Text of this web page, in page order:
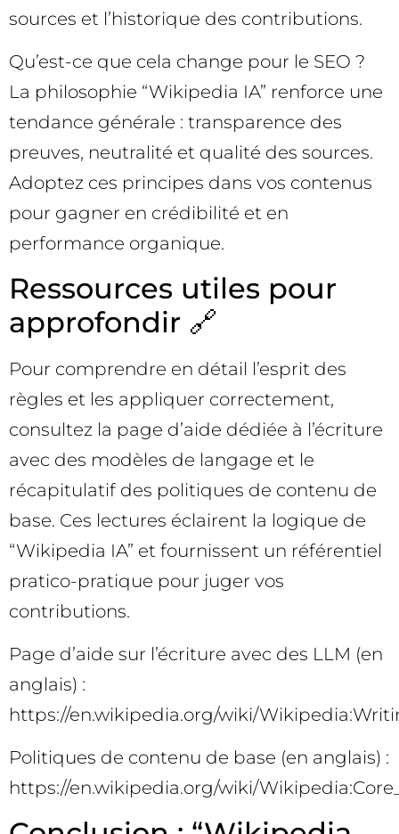
sources et l’historique des contributions.
Qu’est-ce que cela change pour le SEO ?
La philosophie “Wikipedia IA” renforce une
tendance générale : transparence des
preuves, neutralité et qualité des sources.
Adoptez ces principes dans vos contenus
pour gagner en crédibilité et en
performance organique.
Ressources utiles pour
approfondir 🔗
Pour comprendre en détail l’esprit des
règles et les appliquer correctement,
consultez la page d’aide dédiée à l’écriture
avec des modèles de langage et le
récapitulatif des politiques de contenu de
base. Ces lectures éclairent la logique de
“Wikipedia IA” et fournissent un référentiel
pratico-pratique pour juger vos
contributions.
Page d’aide sur l’écriture avec des LLM (en
anglais) :
https://en.wikipedia.org/wiki/
Politiques de contenu de base (en anglais) :
https://en.wikipedia.org/wiki/